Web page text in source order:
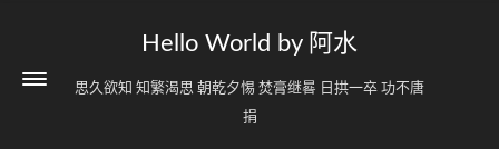
Hello World by 阿水
思久欲知 知繁渴思 朝乾夕惕 焚膏继晷 日拱一卒 功不唐
捐